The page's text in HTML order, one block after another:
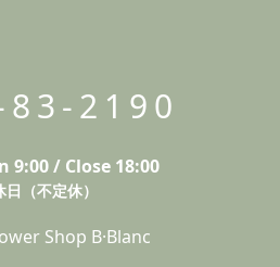
2190
9:00 / Close 18:00
日（不定休）
Shop B·Blanc